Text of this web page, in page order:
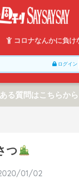
コロナなんかに負け
ログイン
る質問はこちらから
つ
01/02